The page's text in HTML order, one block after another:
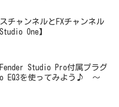
チャンネルとFXチャンネル
One】
Studio Pro付属プラグ
EQ3を使ってみよう♪ ～